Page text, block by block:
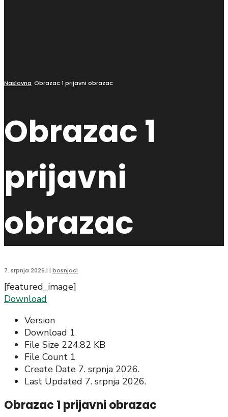
Naslovna Obrazac 1 prijavni obrazac
Obrazac 1
prijavni
obrazac
7. srpnja 2026.| | bosnjaci
[featured_image]
Download
Version
Download 1
File Size 224.82 KB
File Count 1
Create Date 7. srpnja 2026.
Last Updated 7. srpnja 2026.
Obrazac 1 prijavni obrazac